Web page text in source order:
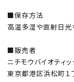
■保存方法
高温多湿や直射日光
■販売者
ニチモウバイオティ
東京都港区浜松町